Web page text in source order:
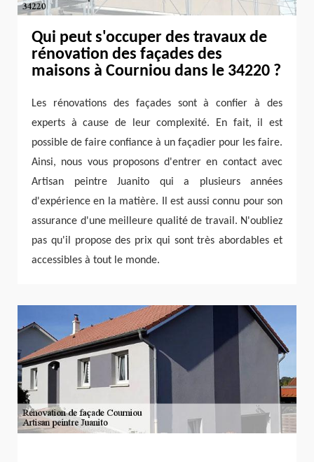
Qui peut s'occuper des travaux de
rénovation des façades des
maisons à Courniou dans le 34220 ?
Les rénovations des façades sont à confier à des
experts à cause de leur complexité. En fait, il est
possible de faire confiance à un façadier pour les faire.
Ainsi, nous vous proposons d'entrer en contact avec
Artisan peintre Juanito qui a plusieurs années
d'expérience en la matière. Il est aussi connu pour son
assurance d'une meilleure qualité de travail. N'oubliez
pas qu'il propose des prix qui sont très abordables et
accessibles à tout le monde.